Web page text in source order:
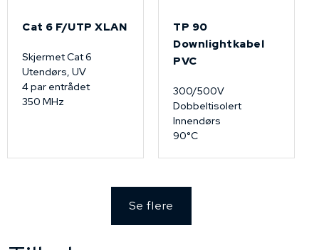
Cat 6 F/UTP XLAN
Skjermet Cat 6
Utendørs, UV
4 par entrådet
350 MHz
TP 90
Downlightkabel
PVC
300/500V
Dobbeltisolert
Innendørs
90°C
Se flere